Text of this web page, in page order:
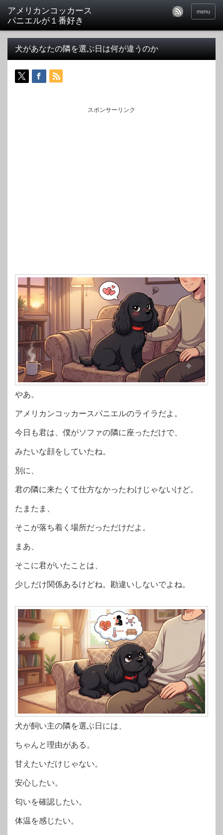
アメリカンコッカース
パニエルが１番好き
menu
犬があなたの隣を選ぶ日は何が違うのか
スポンサーリンク
やあ。
アメリカンコッカースパニエルのライラだよ。
今日も君は、僕がソファの隣に座っただけで、
みたいな顔をしていたね。
別に、
君の隣に来たくて仕方なかったわけじゃないけど。
たまたま、
そこが落ち着く場所だっただけだよ。
まあ、
そこに君がいたことは、
少しだけ関係あるけどね。勘違いしないでよね。
犬が飼い主の隣を選ぶ日には、
ちゃんと理由がある。
甘えたいだけじゃない。
安心したい。
匂いを確認したい。
体温を感じたい。